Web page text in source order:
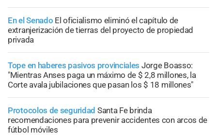
En el Senado El oficialismo eliminó el capítulo de
extranjerización de tierras del proyecto de propiedad
privada
Tope en haberes pasivos provinciales Jorge Boasso:
"Mientras Anses paga un máximo de $ 2,8 millones, la
Corte avala jubilaciones que pasan los $ 18 millones"
Protocolos de seguridad Santa Fe brinda
recomendaciones para prevenir accidentes con arcos de
fútbol móviles